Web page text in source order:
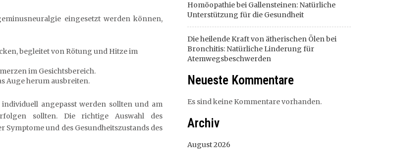
eingesetzt werden können,
begleitet von Rötung und Hitze im
im Gesichtsbereich.
Auge herum ausbreiten.
angepasst werden sollten und am
sollten. Die richtige Auswahl des
und des Gesundheitszustands des
Homöopathie bei Gallensteinen: Natürliche
Unterstützung für die Gesundheit
Die heilende Kraft von ätherischen Ölen bei
Bronchitis: Natürliche Linderung für
Atemwegsbeschwerden
Neueste Kommentare
Es sind keine Kommentare vorhanden.
Archiv
August 2026